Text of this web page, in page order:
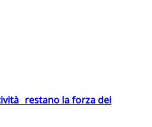
restano la forza dei